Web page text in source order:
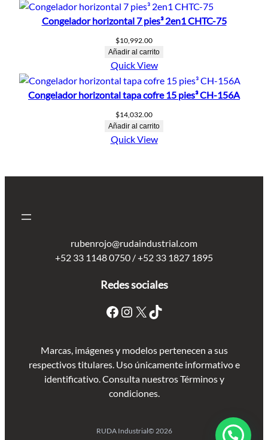
Congelador horizontal 7 pies³ 2en1 CHTC-75
$10,992.00
Añadir al carrito
Quick View
Congelador horizontal tapa cofre 15 pies³ CH-156A
$14,032.00
Añadir al carrito
Quick View
rubenrojo@rudaindustrial.com
+52 33 1148 0750 / +52 33 1827 1895
Redes sociales
Marcas, imágenes y modelos pertenecen a sus
respectivos titulares. Uso únicamente informativo e
identificativo. Consulta nuestros Términos y
condiciones.
RUDA Industrial© 2026